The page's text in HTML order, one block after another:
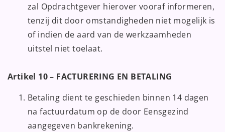
zal Opdrachtgever hierover vooraf informeren,
tenzij dit door omstandigheden niet mogelijk is
of indien de aard van de werkzaamheden
uitstel niet toelaat.
Artikel 10 – FACTURERING EN BETALING
Betaling dient te geschieden binnen 14 dagen
na factuurdatum op de door Eensgezind
aangegeven bankrekening.